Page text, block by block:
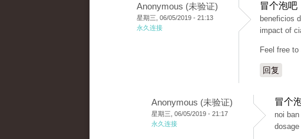
Anonymous (未验证)
星期三, 06/05/2019 - 21:13
永久连接
冒个泡
beneficios
impact of
Feel free
回复
Anonymous (未验证)
星期三, 06/05/2019 - 21:17
永久连接
冒个
noi